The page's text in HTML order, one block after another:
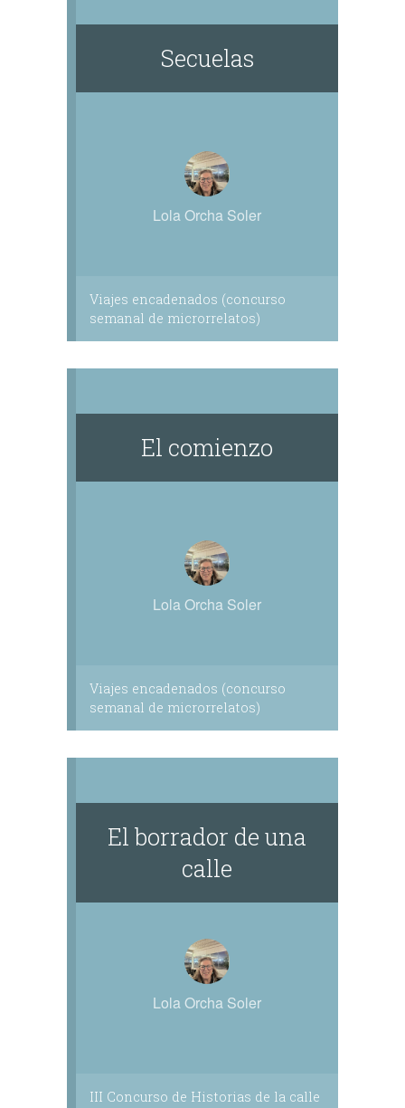
Secuelas
Lola Orcha Soler
Viajes encadenados (concurso
semanal de microrrelatos)
El comienzo
Lola Orcha Soler
Viajes encadenados (concurso
semanal de microrrelatos)
El borrador de una
calle
Lola Orcha Soler
III Concurso de Historias de la calle